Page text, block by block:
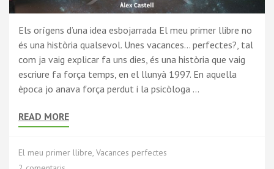
Els orígens d’una idea esbojarrada El meu primer llibre no
és una història qualsevol. Unes vacances… perfectes?, tal
com ja vaig explicar fa uns dies, és una història que vaig
escriure fa força temps, en el llunyà 1997. En aquella
època jo anava força perdut i la psicòloga …
READ MORE
El meu primer llibre, Vacances perfectes